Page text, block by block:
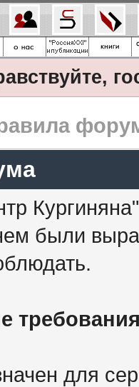
были
для